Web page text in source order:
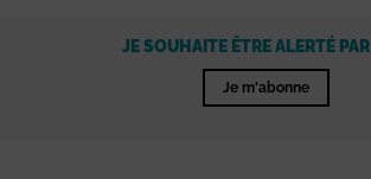
JE SOUHAITE ÊTRE ALERTÉ
Je m'abonne